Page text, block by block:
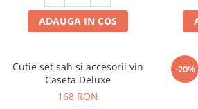
ADAUGA IN COS
Cutie set sah si accesorii vin
Caseta Deluxe
168 RON
-20%